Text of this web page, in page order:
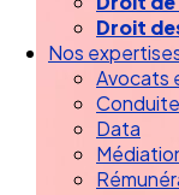
Nos
Avocats
Data
Médiation